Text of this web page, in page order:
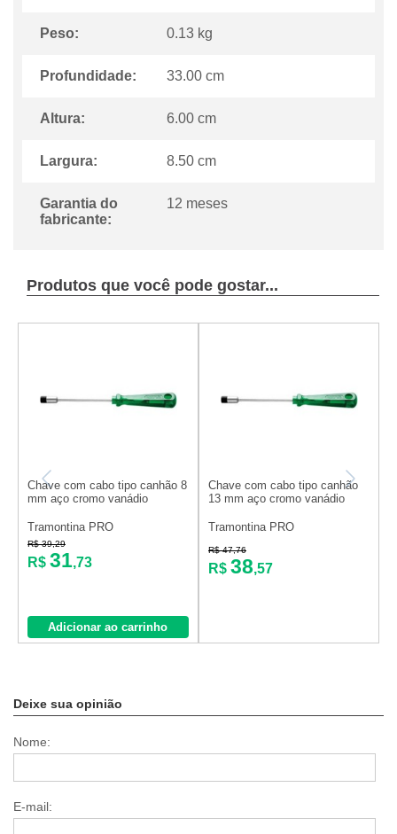
Peso: 0.13 kg
Profundidade: 33.00 cm
Altura: 6.00 cm
Largura: 8.50 cm
Garantia do
fabricante:
12 meses
Produtos que você pode gostar...
Chave com cabo tipo canhão 8
mm aço cromo vanádio
Tramontina PRO
R$ 39,29
R$ 31,73
Adicionar ao carrinho
Chave com cabo tipo canhão
13 mm aço cromo vanádio
Tramontina PRO
R$ 47,76
R$ 38,57
Deixe sua opinião
Nome:
E-mail: